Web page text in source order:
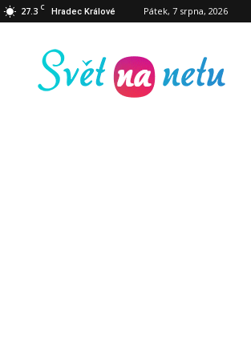
27.3 C Hradec Králové Pátek, 7 srpna, 2026
Svět
na
netu